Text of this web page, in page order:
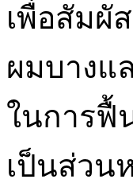
เพื่อสัมผั
ผมบางแ
ในการฟื้
เป็นส่วน